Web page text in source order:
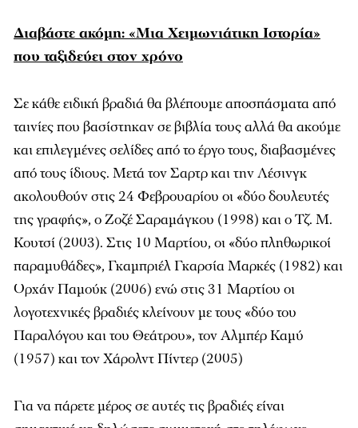
Διαβάστε ακόμη: «Μια Χειμωνιάτικη Ιστορία»
που ταξιδεύει στον χρόνο
Σε κάθε ειδική βραδιά θα βλέπουμε αποσπάσματα από
ταινίες που βασίστηκαν σε βιβλία τους αλλά θα ακούμε
και επιλεγμένες σελίδες από το έργο τους, διαβασμένες
από τους ίδιους. Μετά τον Σαρτρ και την Λέσινγκ
ακολουθούν στις 24 Φεβρουαρίου οι «δύο δουλευτές
της γραφής», ο Ζοζέ Σαραμάγκου (1998) και ο Τζ. Μ.
Κουτσί (2003). Στις 10 Μαρτίου, οι «δύο πληθωρικοί
παραμυθάδες», Γκαμπριέλ Γκαρσία Μαρκές (1982) και
Ορχάν Παμούκ (2006) ενώ στις 31 Μαρτίου οι
λογοτεχνικές βραδιές κλείνουν με τους «δύο του
Παραλόγου και του Θεάτρου», τον Αλμπέρ Καμύ
(1957) και τον Χάρολντ Πίντερ (2005)
Για να πάρετε μέρος σε αυτές τις βραδιές είναι